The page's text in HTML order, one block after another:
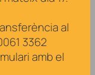
al
3362
amb el